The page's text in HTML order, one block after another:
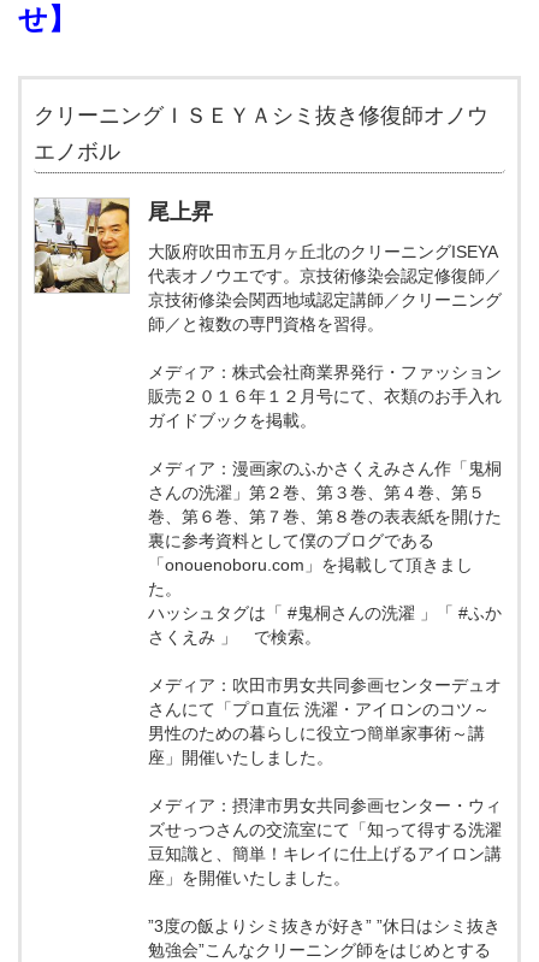
せ】
クリーニングＩＳＥＹＡシミ抜き修復師オノウ
エノボル
尾上昇
大阪府吹田市五月ヶ丘北のクリーニングISEYA
代表オノウエです。京技術修染会認定修復師／
京技術修染会関西地域認定講師／クリーニング
師／と複数の専門資格を習得。
メディア：株式会社商業界発行・ファッション
販売２０１６年１２月号にて、衣類のお手入れ
ガイドブックを掲載。
メディア：漫画家のふかさくえみさん作「鬼桐
さんの洗濯」第２巻、第３巻、第４巻、第５
巻、第６巻、第７巻、第８巻の表表紙を開けた
裏に参考資料として僕のブログである
「onouenoboru.com」を掲載して頂きまし
た。
ハッシュタグは「 #鬼桐さんの洗濯 」「 #ふか
さくえみ 」 で検索。
メディア：吹田市男女共同参画センターデュオ
さんにて「プロ直伝 洗濯・アイロンのコツ～
男性のための暮らしに役立つ簡単家事術～講
座」開催いたしました。
メディア：摂津市男女共同参画センター・ウィ
ズせっつさんの交流室にて「知って得する洗濯
豆知識と、簡単！キレイに仕上げるアイロン講
座」を開催いたしました。
”3度の飯よりシミ抜きが好き” ”休日はシミ抜き
勉強会”こんなクリーニング師をはじめとする